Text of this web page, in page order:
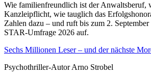
Wie familienfreundlich ist der Anwaltsberuf,
Kanzleipflicht, wie tauglich das
Zahlen dazu – und ruft bis zum 2.
STAR-Umfrage 2026 auf.
Sechs Millionen Leser – und der nächste
Psychothriller-Autor Arno Strobel